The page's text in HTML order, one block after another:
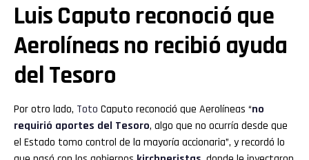
Luis Caputo reconoció que
Aerolíneas no recibió ayuda
del Tesoro
Por otro lado, Toto Caputo reconoció que Aerolíneas “no
requirió aportes del Tesoro, algo que no ocurría desde que
el Estado tomo control de la mayoría accionaria”, y recordó lo